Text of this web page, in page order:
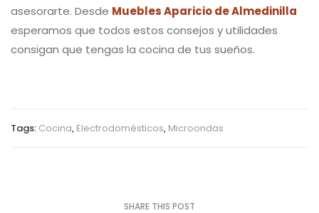
asesorarte. Desde Muebles Aparicio de Almedinilla
esperamos que todos estos consejos y utilidades
consigan que tengas la cocina de tus sueños.
Tags: Cocina, Electrodomésticos, Microondas
SHARE THIS POST